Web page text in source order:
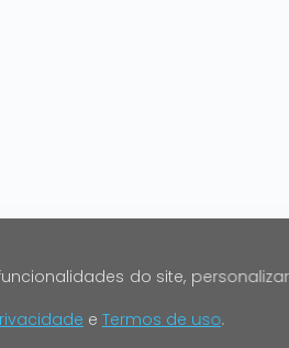
do site,
eTermos de uso.